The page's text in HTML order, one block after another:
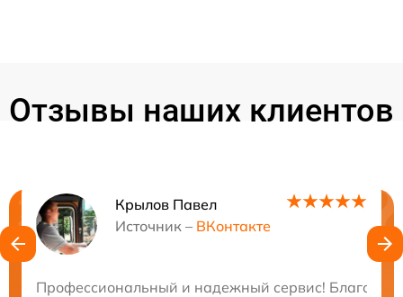
Отзывы наших клиентов
Крылов Павел
Источник – ВКонтакте
Профессиональный и надежный сервис!
Нужна консультация?